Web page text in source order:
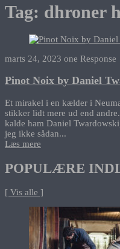
Tag: dhroner
marts 24, 2023 one Response
Pinot Noix by Daniel
Et mirakel i en kælder i
stikker lidt mere ud end
kalde ham Daniel
jeg ikke sådan...
Læs mere
POPULÆRE
[ Vis alle ]